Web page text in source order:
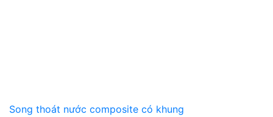
Song thoát nước composite có khung